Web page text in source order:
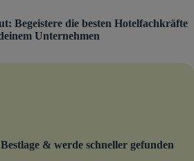
Begeistere die besten Hotelfachkräfte
Unternehmen
& werde schneller gefunden